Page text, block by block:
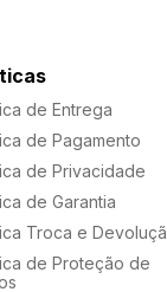
de Entrega
de Pagamento
de Privacidade
de Garantia
Troca e
de Proteção de